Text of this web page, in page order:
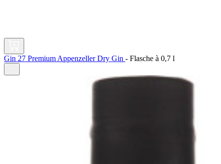
Gin 27 Premium Appenzeller Dry Gin - Flasche à 0,7 l